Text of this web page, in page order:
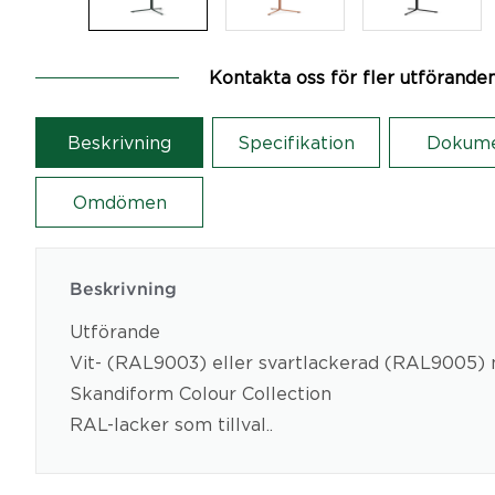
Kontakta oss för fler
Beskrivning Specifikation
Omdömen
Beskrivning
Utförande
Vit- (RAL9003) eller svartlackerad (RAL9005)
Skandiform Colour Collection
RAL-lacker som tillval..